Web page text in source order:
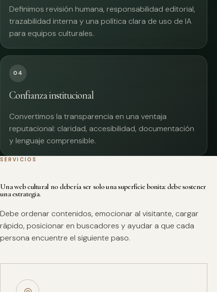
Definimos revisión humana, responsabilidad editorial,
trazabilidad interna y una política clara de uso de IA
para equipos culturales.
04
Confianza institucional
Convertimos la transparencia en una ventaja
reputacional: claridad, accesibilidad, documentación
y lenguaje comprensible.
SERVICIOS
Una web cultural no debería ser solo una superficie bonita: debe sostener
una estrategia.
Debe ordenar contenidos, emocionar al visitante, cargar
rápido, posicionar en buscadores y ayudar a que cada
persona encuentre el siguiente paso.